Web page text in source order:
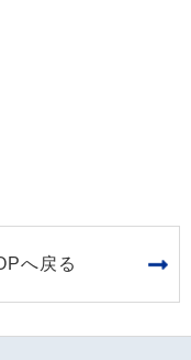
へ戻る